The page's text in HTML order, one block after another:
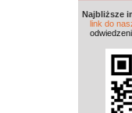
Najbliższe
link do